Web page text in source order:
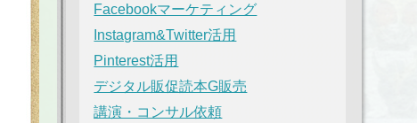
Facebookマーケティング
Instagram&Twitter活用
Pinterest活用
デジタル販促読本G販売
講演・コンサル依頼